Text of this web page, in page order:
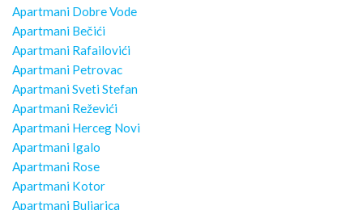
Apartmani Dobre Vode
Apartmani Bečići
Apartmani Rafailovići
Apartmani Petrovac
Apartmani Sveti Stefan
Apartmani Reževići
Apartmani Herceg Novi
Apartmani Igalo
Apartmani Rose
Apartmani Kotor
Apartmani Buljarica